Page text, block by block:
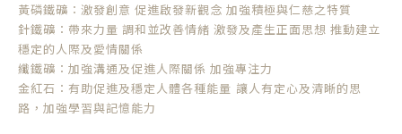
黃磷鐵礦：激發創意 促進啟發新觀念 加強積極與仁慈之特質
針鐵礦：帶來力量 調和並改善情緒 激發及產生正面思想 推動建立
穩定的人際及愛情關係
纖鐵礦：加強溝通及促進人際關係 加強專注力
金紅石：有助促進及穩定人體各種能量 讓人有定心及清晰的思
路，加強學習與記憶能力